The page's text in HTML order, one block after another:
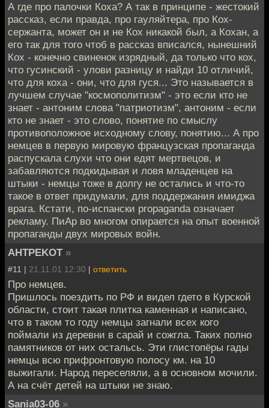
А где про палочки Коха? А так в принципе - жестокий
рассказ, если правда, про гауляйтера, про Кох-
сержанта, может он и не Кох никакой был, а Кохан, а
его так для того чтоб в рассказ вписался, нынешний
Кох - конечно свиненок изрядный, да только что кох,
что гусинский - улови разницу и найди 10 отличий,
что для коха - они, что для гуся... Это называется в
лучшем случае "космополитизм" - это если кто не
знает - антоним слова "патриотизм", антоним - если
кто не знает - это слово, понятие по смыслу
противоположное исходному слову, понятию... А про
немцев в первую мировую французская пропаганда
распускала слухи что они едят мертвецов, и
забавляются подкидывая и ловя младенцев на
штыки - немцы тоже в долгу не остались и что-то
такое в ответ придумали, для поддержания имиджа
врага. Кстати, по-испански propaganda означает
рекламу. ПиАр во многом опирается на опыт военной
пропаганды двух мировых войн.
AHTPEKOT »
#11 | 21.11.01 12:30 | ответить
Про немцев.
Пришлось поездить по РФ и видел гдето в Курской
области, стоит такая плитка каменная и написано,
что в таком то году немцы загнали всех кого
поймали из деревни в сарай и сожгла. Таких полно
памятников от них остальсь. Эти глистопёры гады
немцы всю прифронтовую полосу км. на 10
выжигали. Народ переселяли, а в основном мочили.
А на счёт детей на штыки не знаю.
Sania03-06 »